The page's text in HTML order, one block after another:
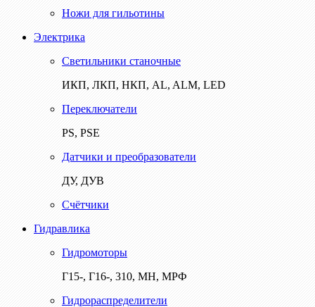
Ножи для гильотины
Электрика
Светильники станочные
ИКП, ЛКП, НКП, AL, ALM, LED
Переключатели
PS, PSE
Датчики и преобразователи
ДУ, ДУВ
Счётчики
Гидравлика
Гидромоторы
Г15-, Г16-, 310, МН, МРФ
Гидрораспределители